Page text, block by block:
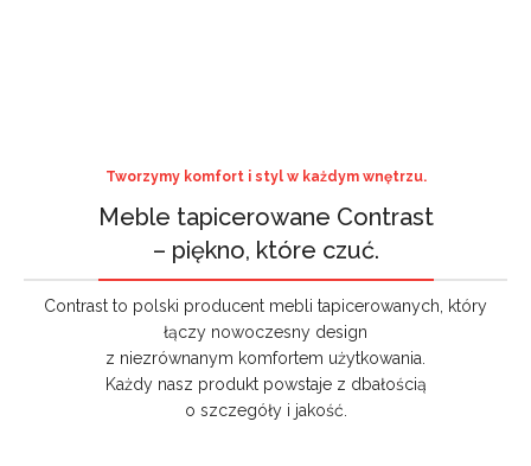
Tworzymy komfort i styl w każdym wnętrzu.
Meble tapicerowane Contrast
– piękno, które czuć.
Contrast to polski producent mebli tapicerowanych, który
łączy nowoczesny design
z niezrównanym komfortem użytkowania.
Każdy nasz produkt powstaje z dbałością
o szczegóły i jakość.